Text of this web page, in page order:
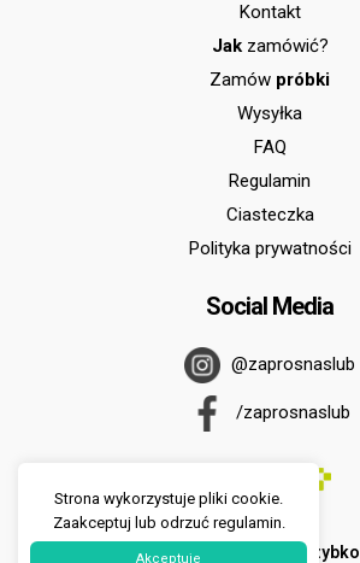
Kontakt
Jakzamówić?
Zamów próbki
Wysyłka
FAQ
Regulamin
Ciasteczka
Polityka prywatności
Social Media
@zaprosnaslub
/zaprosnaslub
U nas zapłacisz szybko
Strona wykorzystuje pliki cookie.
Zaakceptuj lub odrzuć regulamin.
Akceptuje